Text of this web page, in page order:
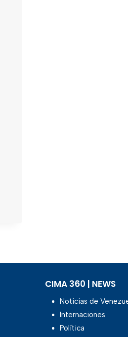
CIMA 360 | NEWS
Noticias de
Internaciones
Política